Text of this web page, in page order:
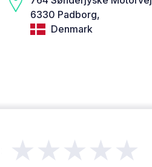
6330 Padborg,
Denmark
★★★★★